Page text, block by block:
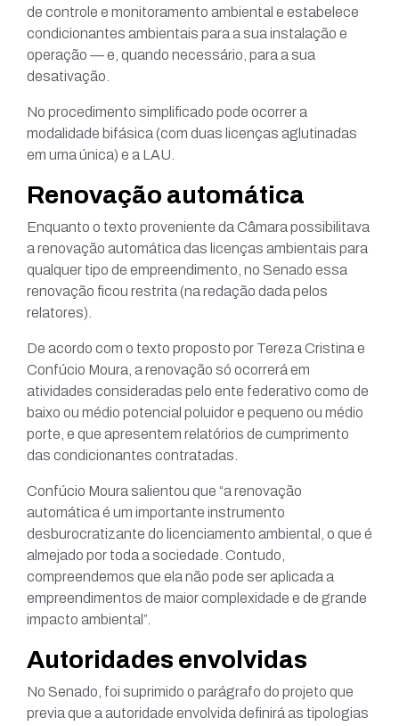
de controle e monitoramento ambiental e estabelece
condicionantes ambientais para a sua instalação e
operação — e, quando necessário, para a sua
desativação.
No procedimento simplificado pode ocorrer a
modalidade bifásica (com duas licenças aglutinadas
em uma única) e a LAU.
Renovação automática
Enquanto o texto proveniente da Câmara possibilitava
a renovação automática das licenças ambientais para
qualquer tipo de empreendimento, no Senado essa
renovação ficou restrita (na redação dada pelos
relatores).
De acordo com o texto proposto por Tereza Cristina e
Confúcio Moura, a renovação só ocorrerá em
atividades consideradas pelo ente federativo como de
baixo ou médio potencial poluidor e pequeno ou médio
porte, e que apresentem relatórios de cumprimento
das condicionantes contratadas.
Confúcio Moura salientou que “a renovação
automática é um importante instrumento
desburocratizante do licenciamento ambiental, o que é
almejado por toda a sociedade. Contudo,
compreendemos que ela não pode ser aplicada a
empreendimentos de maior complexidade e de grande
impacto ambiental”.
Autoridades envolvidas
No Senado, foi suprimido o parágrafo do projeto que
previa que a autoridade envolvida definirá as tipologias